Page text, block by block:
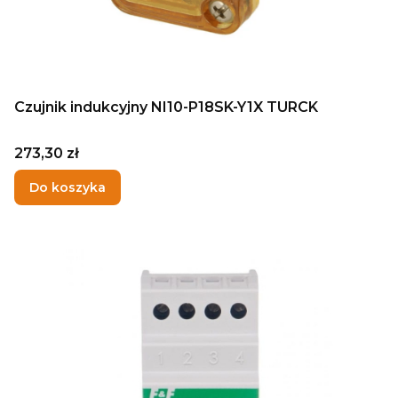
Czujnik indukcyjny NI10-P18SK-Y1X TURCK
Cena
273,30 zł
Do koszyka